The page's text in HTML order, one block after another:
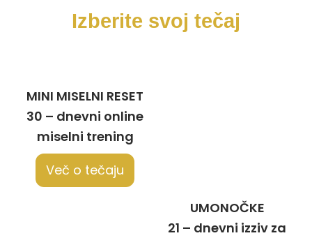
Izberite svoj tečaj
MINI MISELNI RESET
30 – dnevni online
miselni trening
Več o tečaju
UMONOČKE
21 – dnevni izziv za